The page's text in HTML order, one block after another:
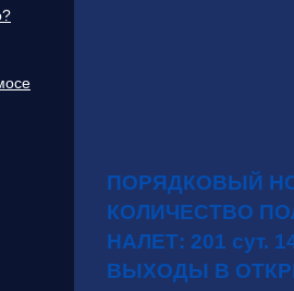
КОЛИЧЕСТВО
НАЛЕТ: 201 сут.
ВЫХОДЫ В